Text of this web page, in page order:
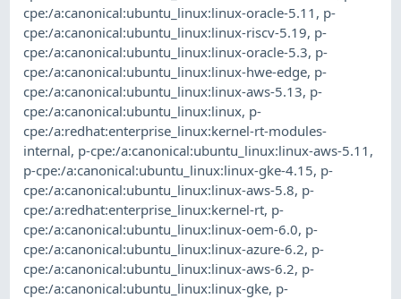
cpe:/a:canonical:ubuntu_linux:linux-oracle-5.11 , p-
cpe:/a:canonical:ubuntu_linux:linux-riscv-5.19, p-
cpe:/a:canonical:ubuntu_linux:linux-oracle-5.3, p-
cpe:/a:canonical:ubuntu_linux:linux-hwe-edge, p-
cpe:/a:canonical:ubuntu_linux:linux-aws-5.13, p-
cpe:/a:canonical:ubuntu_linux:linux, p-
cpe:/a:redhat:enterprise_linux:kernel-rt-modules-
internal, p-cpe:/a:canonical:ubuntu_linux:linux-aws-5.11 ,
p-cpe:/a:canonical:ubuntu_linux:linux-gke-4.15, p-
cpe:/a:canonical:ubuntu_linux:linux-aws-5.8, p-
cpe:/a:redhat:enterprise_linux:kernel-rt, p-
cpe:/a:canonical:ubuntu_linux:linux-oem-6.0, p-
cpe:/a:canonical:ubuntu_linux:linux-azure-6.2, p-
cpe:/a:canonical:ubuntu_linux:linux-aws-6.2, p-
cpe:/a:canonical:ubuntu_linux:linux-gke, p-